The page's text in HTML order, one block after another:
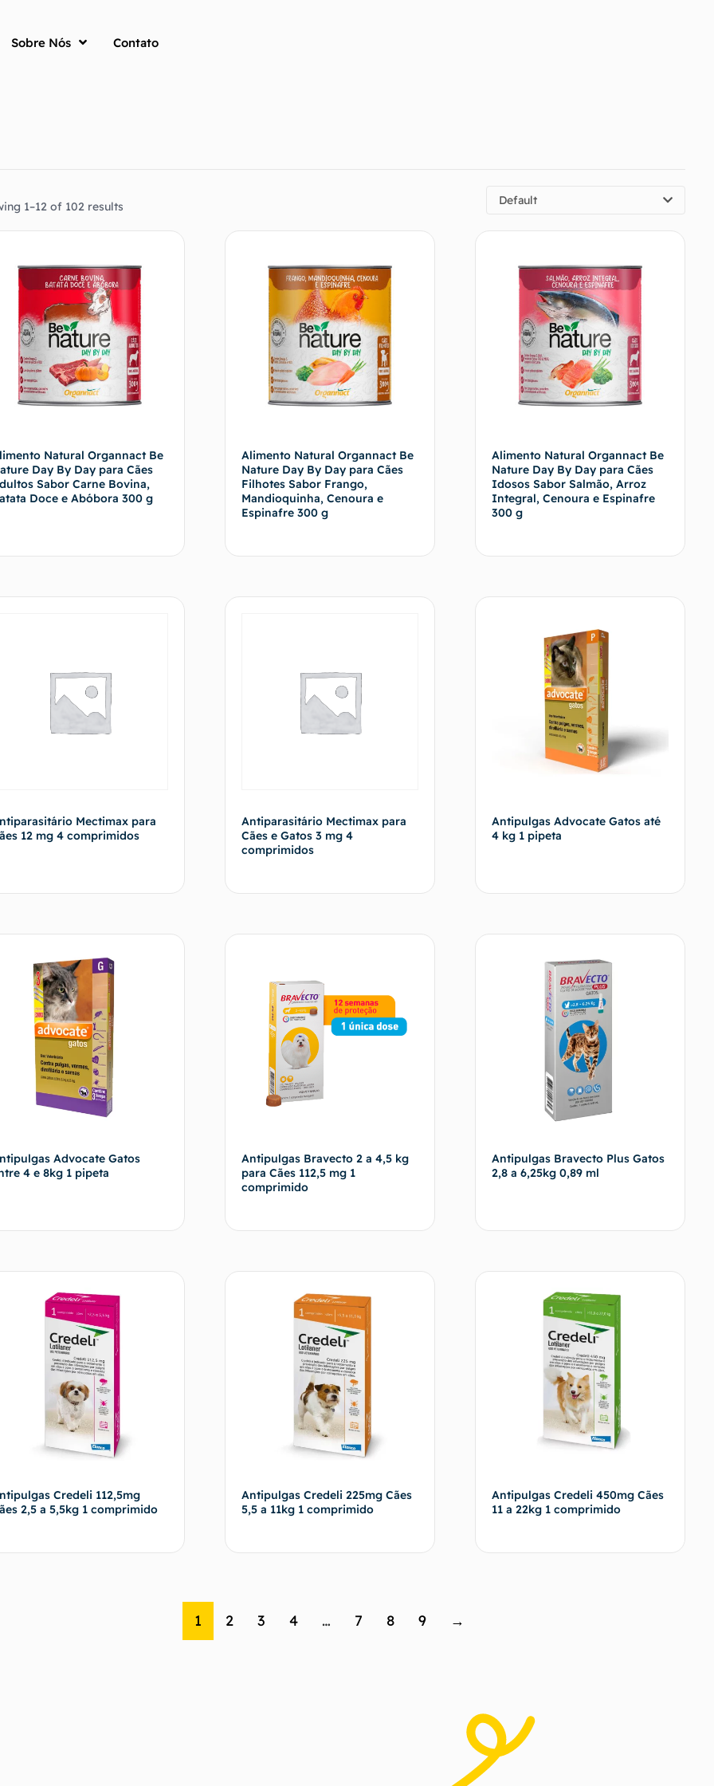
Sobre Nós Contato
1–12 of 102 results Default
Natural Organnact Be
Day By Day para Cães
Sabor Carne Bovina,
Doce e Abóbora 300 g
Alimento Natural Organnact Be
Nature Day By Day para Cães
Filhotes Sabor Frango,
Mandioquinha, Cenoura e
Espinafre 300 g
Alimento Natural Organnact Be
Nature Day By Day para Cães
Idosos Sabor Salmão, Arroz
Integral, Cenoura e Espinafre
300 g
Mectimax para
12 mg 4 comprimidos
Antiparasitário Mectimax para
Cães e Gatos 3 mg 4
comprimidos
Antipulgas Advocate Gatos até
4 kg 1 pipeta
Advocate Gatos
4 e 8kg 1 pipeta
Antipulgas Bravecto 2 a 4,5 kg
para Cães 112,5 mg 1
comprimido
Antipulgas Bravecto Plus Gatos
2,8 a 6,25kg 0,89 ml
Fale com o vendedor
Credeli 112,5mg
2,5 a 5,5kg 1 comprimido
Antipulgas Credeli 225mg Cães
5,5 a 11kg 1 comprimido
Antipulgas Credeli 450mg Cães
11 a 22kg 1 comprimido
1 2 3 4 … 7 8 9 →